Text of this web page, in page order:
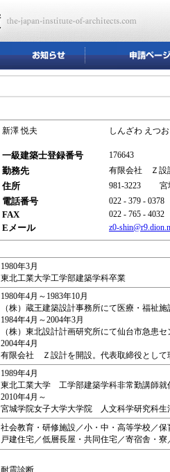
新澤 悦夫 しんざわ えつお
一級建築士登録番号 176643
勤務先 有限会社 Ｚ設
住所 981-3223 宮
電話番号 022 - 379 - 0378
FAX 022 - 765 - 4032
Eメール z0-
1980年3月
東北工業大学工学部建築学科卒業
1980年4月～1983年10月
（株）蔵王建築設計事務所にて医療・福祉
1984年4月～2004年3月
（株）東北設計計画研究所にて仙台市急患
2004年4月
有限会社 Ｚ設計を開設。代表取締役として
1989年4月
東北工業大学 工学部建築学科非常勤講師就
2010年4月～
宮城学院女子大学大学院 人文科学研究科生
社会教育・研修施設／小・中・高等学校／
戸建住宅／低層長屋・共同住宅／寄宿舎・寮
耐震診断